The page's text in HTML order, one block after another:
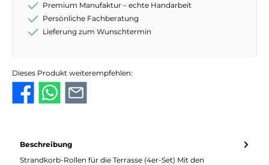
Premium Manufaktur – echte Handarbeit
Persönliche Fachberatung
Lieferung zum Wunschtermin
Dieses Produkt weiterempfehlen:
Beschreibung
Strandkorb-Rollen für die Terrasse (4er-Set) Mit den